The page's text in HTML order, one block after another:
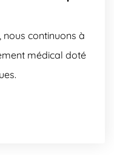
nous continuons à
médical doté